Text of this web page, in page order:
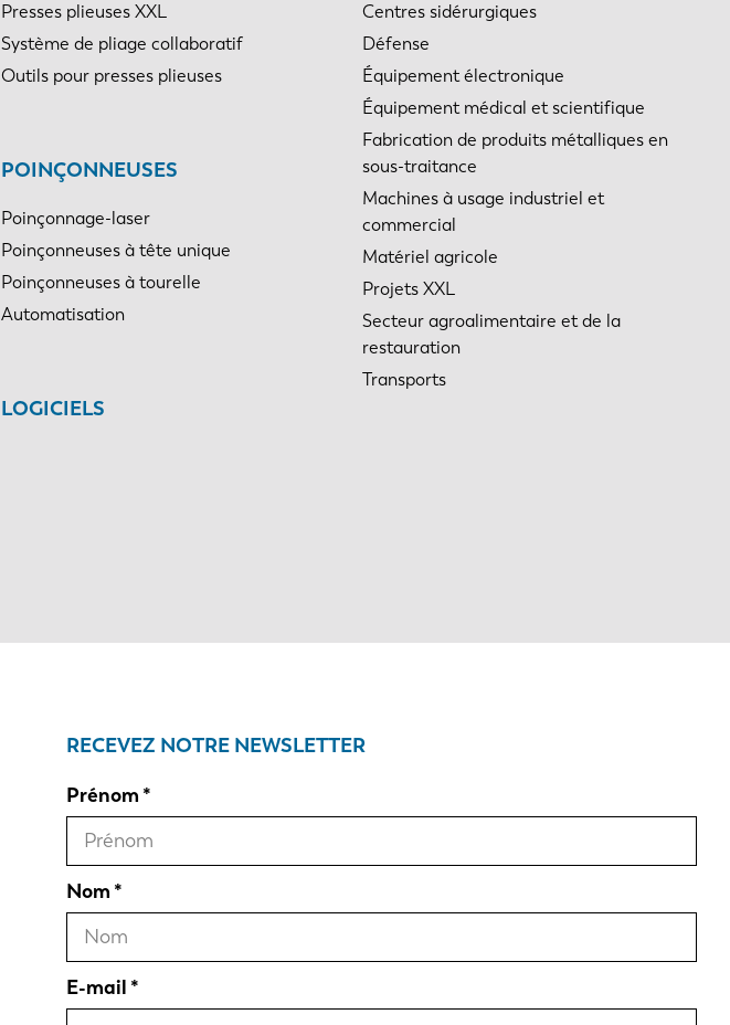
Presses plieuses XXL
Système de pliage collaboratif
Outils pour presses plieuses
POINÇONNEUSES
Poinçonnage-laser
Poinçonneuses à tête unique
Poinçonneuses à tourelle
Automatisation
LOGICIELS
Centres sidérurgiques
Défense
Équipement électronique
Équipement médical et scientifique
Fabrication de produits métalliques en
sous-traitance
Machines à usage industriel et
commercial
Matériel agricole
Projets XXL
Secteur agroalimentaire et de la
restauration
Transports
RECEVEZ NOTRE NEWSLETTER
Prénom
Nom
E-mail